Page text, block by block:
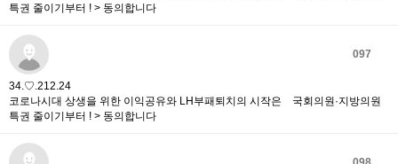
특권 줄이기부터 ! > 동의합니다
097
34.♡.212.24
코로나시대 상생을 위한 이익공유와 LH부패퇴치의 시작은 국회의원·지방의원
특권 줄이기부터 ! > 동의합니다